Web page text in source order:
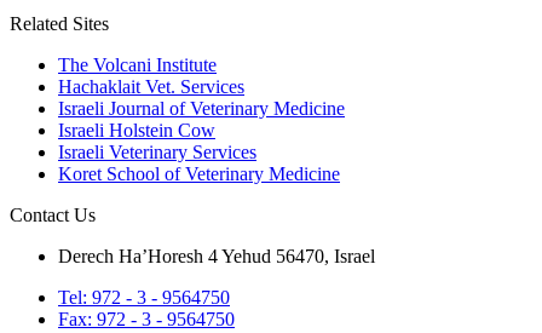
Related Sites
The Volcani Institute
Hachaklait Vet. Services
Israeli Journal of Veterinary Medicine
Israeli Holstein Cow
Israeli Veterinary Services
Koret School of Veterinary Medicine
Contact Us
Derech Ha’Horesh 4 Yehud 56470, Israel
Tel: 972 - 3 - 9564750
Fax: 972 - 3 - 9564750